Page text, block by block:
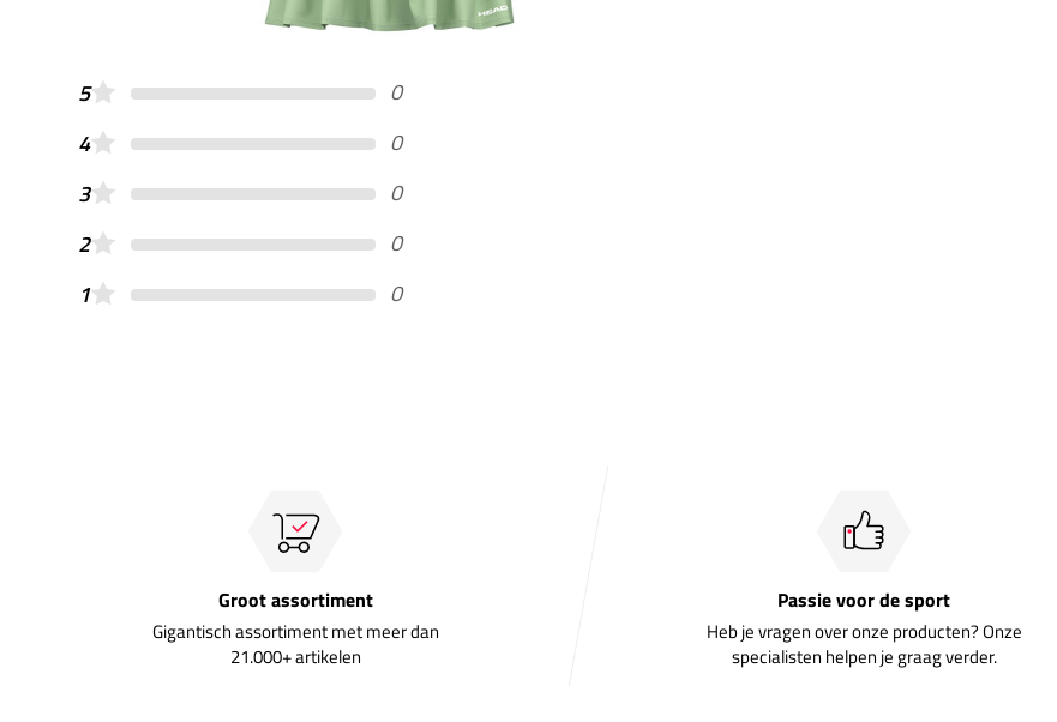
5
0
4
0
3
0
2
0
1
0
Groot assortiment
Gigantisch assortiment met meer dan
21.000+ artikelen
Passie voor de sport
Heb je vragen over onze producten? Onze
specialisten helpen je graag verder.